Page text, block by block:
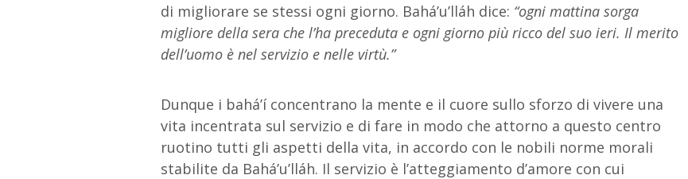
di migliorare se stessi ogni giorno. Bahá’u’lláh dice: “ogni mattina sorga
migliore della sera che l’ha preceduta e ogni giorno più ricco del suo ieri. Il merito
dell’uomo è nel servizio e nelle virtù.”
Dunque i bahá’í concentrano la mente e il cuore sullo sforzo di vivere una
vita incentrata sul servizio e di fare in modo che attorno a questo centro
ruotino tutti gli aspetti della vita, in accordo con le nobili norme morali
stabilite da Bahá’u’lláh. Il servizio è l’atteggiamento d’amore con cui